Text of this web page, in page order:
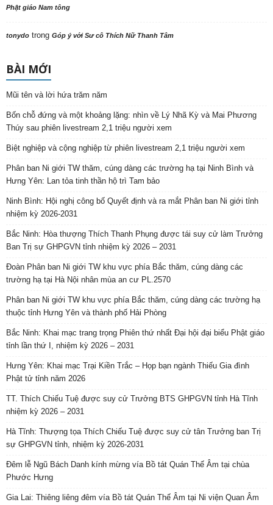
Phật giáo Nam tông
tonydo trong Góp ý với Sư cô Thích Nữ Thanh Tâm
BÀI MỚI
Mũi tên và lời hứa trăm năm
Bốn chỗ đứng và một khoảng lặng: nhìn về Lý Nhã Kỳ và Mai Phương
Thúy sau phiên livestream 2,1 triệu người xem
Biệt nghiệp và cộng nghiệp từ phiên livestream 2,1 triệu người xem
Phân ban Ni giới TW thăm, cúng dàng các trường hạ tại Ninh Bình và
Hưng Yên: Lan tỏa tinh thần hộ trì Tam bảo
Ninh Bình: Hội nghị công bố Quyết định và ra mắt Phân ban Ni giới tỉnh
nhiệm kỳ 2026-2031
Bắc Ninh: Hòa thượng Thích Thanh Phụng được tái suy cử làm Trưởng
Ban Trị sự GHPGVN tỉnh nhiệm kỳ 2026 – 2031
Đoàn Phân ban Ni giới TW khu vực phía Bắc thăm, cúng dàng các
trường hạ tại Hà Nội nhân mùa an cư PL.2570
Phân ban Ni giới TW khu vực phía Bắc thăm, cúng dàng các trường hạ
thuộc tỉnh Hưng Yên và thành phố Hải Phòng
Bắc Ninh: Khai mạc trang trọng Phiên thứ nhất Đại hội đại biểu Phật giáo
tỉnh lần thứ I, nhiệm kỳ 2026 – 2031
Hưng Yên: Khai mạc Trại Kiền Trắc – Họp bạn ngành Thiếu Gia đình
Phật tử tỉnh năm 2026
TT. Thích Chiếu Tuệ được suy cử Trưởng BTS GHPGVN tỉnh Hà Tĩnh
nhiệm kỳ 2026 – 2031
Hà Tĩnh: Thượng tọa Thích Chiếu Tuệ được suy cử tân Trưởng ban Trị
sự GHPGVN tỉnh, nhiệm kỳ 2026-2031
Đêm lễ Ngũ Bách Danh kính mừng vía Bồ tát Quán Thế Âm tại chùa
Phước Hưng
Gia Lai: Thiêng liêng đêm vía Bồ tát Quán Thế Âm tại Ni viện Quan Âm